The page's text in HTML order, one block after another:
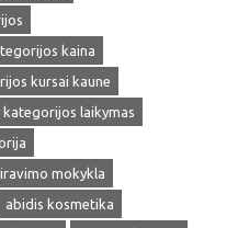
kaina
kursai kaune
kategorijos laikymas
mokykla
abidis kosmetika